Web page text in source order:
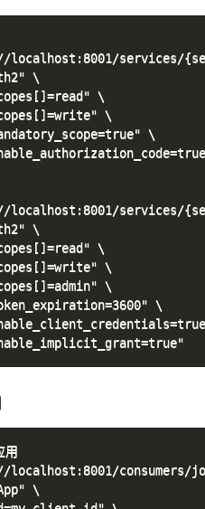
localhost:8001/services/
\
\
\
\
localhost:8001/services/
\
\
\
\
\
用
consumers/
\